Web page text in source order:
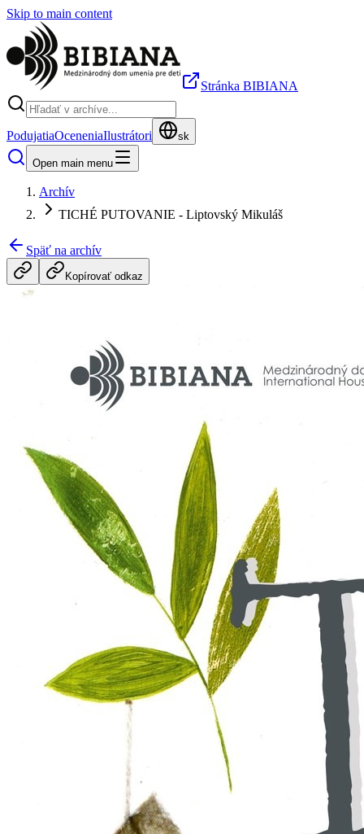
Skip to main content
Stránka BIBIANA
PodujatiaOceneniaIlustrátori sk
Open main menu
Archív
TICHÉ PUTOVANIE - Liptovský Mikuláš
Späť na archív
Kopírovať odkaz